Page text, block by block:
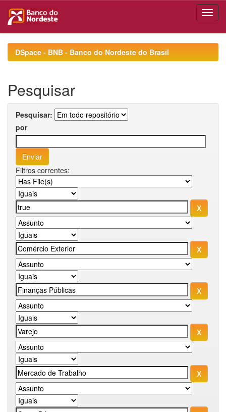
navigationDSpace - BNB - Banco do Nordeste do Brasil
Pesquisar
Pesquisar:
por
Filtros correntes: